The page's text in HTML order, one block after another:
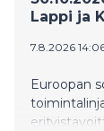
Lappi ja
7.8.2026
Euroopan